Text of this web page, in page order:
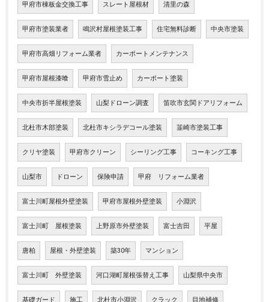
甲府市棟板金交換工事 スレート屋根材 清里の森
甲府市塗装業者 鳴沢村屋根塗装工事 住宅無料診断 中央市塗装
甲府市高畑リフォーム業者 カーポートメンテナンス
甲府市屋根漆喰 甲府市雪止め カーポート塗装
中央市折半屋根塗装 山梨ドローン調査 笛吹市玄関ドアリフォーム
北杜市木部塗装 北杜市キシラデコール塗装 韮崎市塗装工事
クリヤ塗装 甲府市クリーン シーリング工事 コーキング工事
山梨市 ドローン 保険申請 甲府 リフォーム業者
富士川町屋根外壁塗装 甲府市屋根外壁塗装 小淵沢
富士川町 屋根塗装 上野原市外壁塗装 富士吉田 平屋
唐柏 屋根・外壁塗装 築30年 マンション
富士川町 外壁塗装 河口湖町屋根張替え工事 山梨県中央市
基礎ガード 施工 北杜市小淵沢 クラック 目地補修